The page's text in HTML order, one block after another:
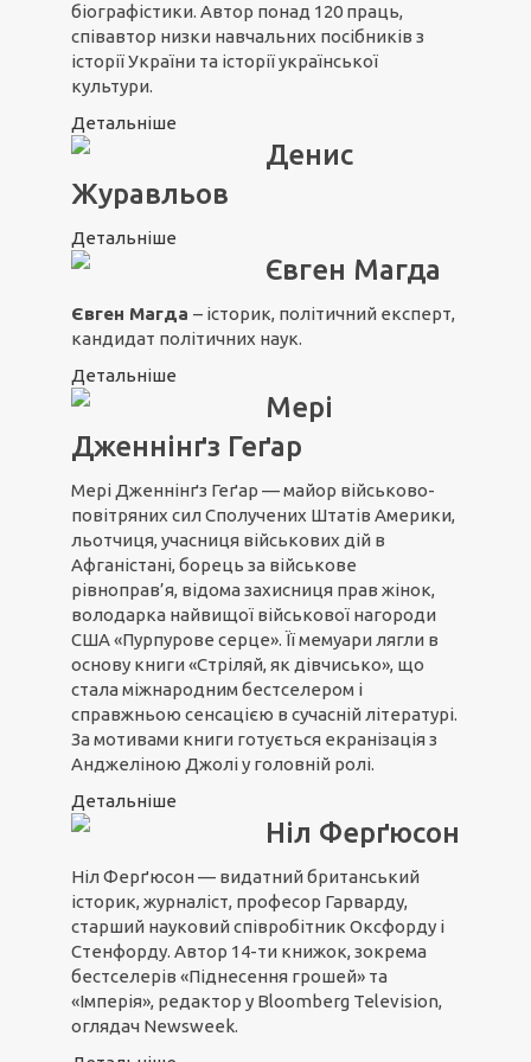
біографістики. Автор понад 120 праць,
співавтор низки навчальних посібників з
історії України та історії української
культури.
Детальніше
Денис
Журавльов
Детальніше
Євген Магда
Євген Магда – історик, політичний експерт,
кандидат політичних наук.
Детальніше
Мері
Дженнінґз Геґар
Мері Дженнінґз Геґар — майор військово-
повітряних сил Сполучених Штатів Америки,
льотчиця, учасниця військових дій в
Афганістані, борець за військове
рівноправ’я, відома захисниця прав жінок,
володарка найвищої військової нагороди
США «Пурпурове серце». Її мемуари лягли в
основу книги «Стріляй, як дівчисько», що
стала міжнародним бестселером і
справжньою сенсацією в сучасній літературі.
За мотивами книги готується екранізація з
Анджеліною Джолі у головній ролі.
Детальніше
Ніл Ферґюсон
Ніл Ферґюсон — видатний британський
історик, журналіст, професор Гарварду,
старший науковий співробітник Оксфорду і
Стенфорду. Автор 14-ти книжок, зокрема
бестселерів «Піднесення грошей» та
«Імперія», редактор у Bloomberg Television,
оглядач Newsweek.